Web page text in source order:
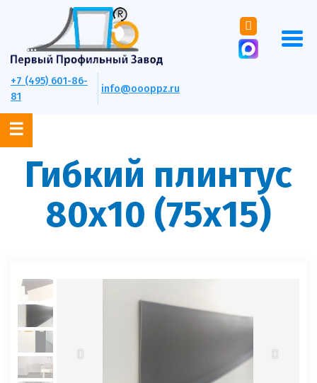
+7 (495) 601-86-
81
info@oooppz.ru
Гибкий плинтус
80х10 (75x15)